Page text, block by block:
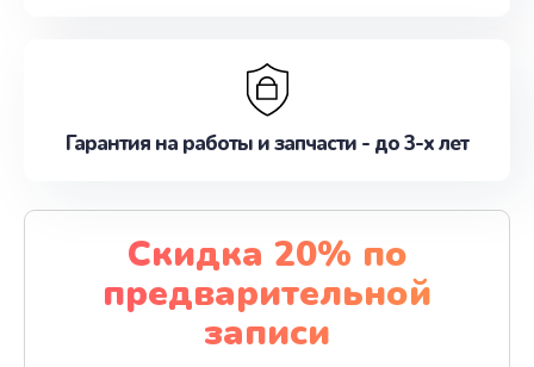
Гарантия на работы и запчасти - до 3-х лет
Скидка 20% по
предварительной
записи